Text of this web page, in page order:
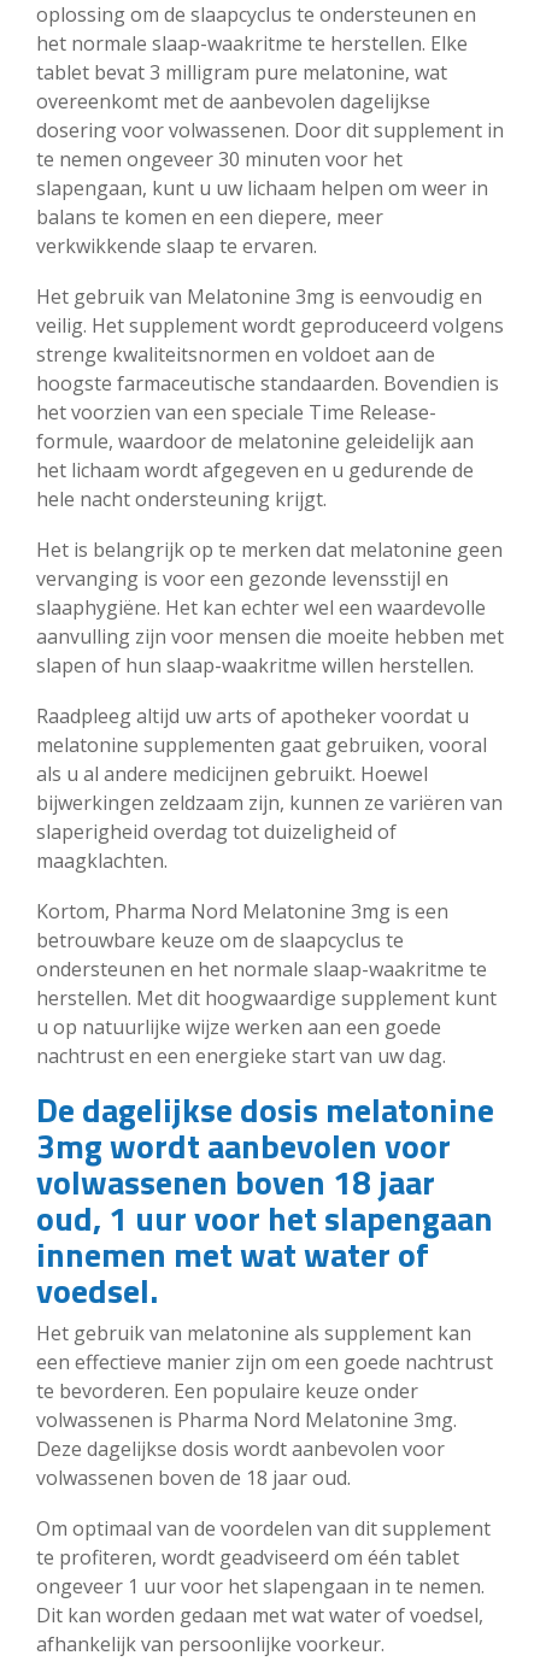
oplossing om de slaapcyclus te ondersteunen en
het normale slaap-waakritme te herstellen. Elke
tablet bevat 3 milligram pure melatonine, wat
overeenkomt met de aanbevolen dagelijkse
dosering voor volwassenen. Door dit supplement in
te nemen ongeveer 30 minuten voor het
slapengaan, kunt u uw lichaam helpen om weer in
balans te komen en een diepere, meer
verkwikkende slaap te ervaren.
Het gebruik van Melatonine 3mg is eenvoudig en
veilig. Het supplement wordt geproduceerd volgens
strenge kwaliteitsnormen en voldoet aan de
hoogste farmaceutische standaarden. Bovendien is
het voorzien van een speciale Time Release-
formule, waardoor de melatonine geleidelijk aan
het lichaam wordt afgegeven en u gedurende de
hele nacht ondersteuning krijgt.
Het is belangrijk op te merken dat melatonine geen
vervanging is voor een gezonde levensstijl en
slaaphygiëne. Het kan echter wel een waardevolle
aanvulling zijn voor mensen die moeite hebben met
slapen of hun slaap-waakritme willen herstellen.
Raadpleeg altijd uw arts of apotheker voordat u
melatonine supplementen gaat gebruiken, vooral
als u al andere medicijnen gebruikt. Hoewel
bijwerkingen zeldzaam zijn, kunnen ze variëren van
slaperigheid overdag tot duizeligheid of
maagklachten.
Kortom, Pharma Nord Melatonine 3mg is een
betrouwbare keuze om de slaapcyclus te
ondersteunen en het normale slaap-waakritme te
herstellen. Met dit hoogwaardige supplement kunt
u op natuurlijke wijze werken aan een goede
nachtrust en een energieke start van uw dag.
De dagelijkse dosis melatonine
3mg wordt aanbevolen voor
volwassenen boven 18 jaar
oud, 1 uur voor het slapengaan
innemen met wat water of
voedsel.
Het gebruik van melatonine als supplement kan
een effectieve manier zijn om een goede nachtrust
te bevorderen. Een populaire keuze onder
volwassenen is Pharma Nord Melatonine 3mg.
Deze dagelijkse dosis wordt aanbevolen voor
volwassenen boven de 18 jaar oud.
Om optimaal van de voordelen van dit supplement
te profiteren, wordt geadviseerd om één tablet
ongeveer 1 uur voor het slapengaan in te nemen.
Dit kan worden gedaan met wat water of voedsel,
afhankelijk van persoonlijke voorkeur.